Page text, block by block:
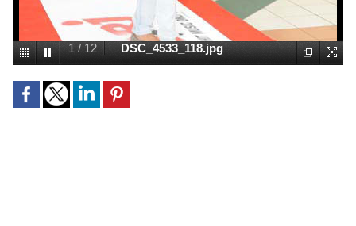
1 / 12 DSC_4533_118.jpg